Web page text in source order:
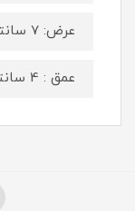
عرض: 7 سانتی متر
عمق : 4 سانتی متر